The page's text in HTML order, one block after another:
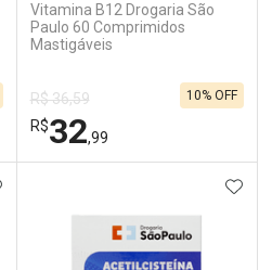
Vitamina B12 Drogaria São
Paulo 60 Comprimidos
Mastigáveis
R$ 36,59
R$32,99
10% OFF
Laboratório
Por Menos
AOS FAVORITOS